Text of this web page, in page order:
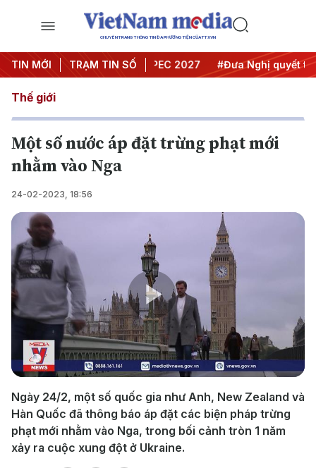
CHUYÊN TRANG THÔNG TIN ĐA PHƯƠNG TIỆN CỦA TTXVN
TIN MỚI TRẠM TIN SỐ
nghị Trung ương 3 #APEC 2027 #Đưa Nghị quyết thành
Thế giới
Một số nước áp đặt trừng phạt mới
nhằm vào Nga
24-02-2023, 18:56
Play
Video
Ngày 24/2, một số quốc gia như Anh, New Zealand và
Hàn Quốc đã thông báo áp đặt các biện pháp trừng
phạt mới nhằm vào Nga, trong bối cảnh tròn 1 năm
xảy ra cuộc xung đột ở Ukraine.